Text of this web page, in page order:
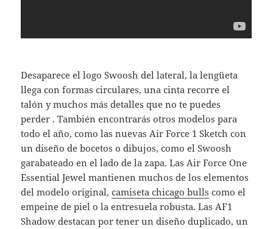
Desaparece el logo Swoosh del lateral, la lengüeta
llega con formas circulares, una cinta recorre el
talón y muchos más detalles que no te puedes
perder . También encontrarás otros modelos para
todo el año, como las nuevas Air Force 1 Sketch con
un diseño de bocetos o dibujos, como el Swoosh
garabateado en el lado de la zapa. Las Air Force One
Essential Jewel mantienen muchos de los elementos
del modelo original,camiseta chicago bulls como el
empeine de piel o la entresuela robusta. Las AF1
Shadow destacan por tener un diseño duplicado, un